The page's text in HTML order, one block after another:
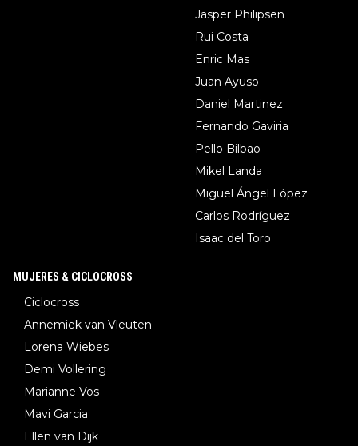
Jasper Philipsen
Rui Costa
Enric Mas
Juan Ayuso
Daniel Martinez
Fernando Gaviria
Pello Bilbao
Mikel Landa
Miguel Ángel López
Carlos Rodríguez
Isaac del Toro
MUJERES & CICLOCROSS
Ciclocross
Annemiek van Vleuten
Lorena Wiebes
Demi Vollering
Marianne Vos
Mavi Garcia
Ellen van Dijk